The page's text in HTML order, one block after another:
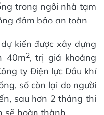
trong ngôi nhà tạm
đảm bảo an toàn.
kiến được xây dựng
40m2, trị giá khoảng
ty Điện lực Dầu khí
số còn lại do người
sau hơn 2 tháng thi
sẽ hoàn thành.